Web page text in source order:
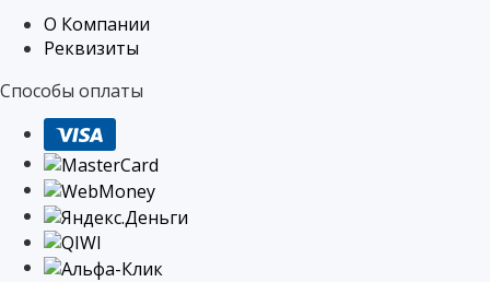
О Компании
Реквизиты
Способы оплаты